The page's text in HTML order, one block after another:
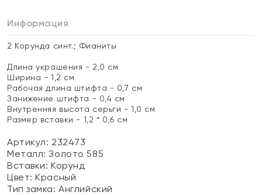
Информация
2 Корунда синт.; Фианиты
Длина украшения - 2,0 см
Ширина - 1,2 см
Рабочая длина штифта - 0,7 см
Занижение штифта - 0,4 см
Внутренняя высота серьги - 1,0 см
Размер вставки - 1,2 * 0,6 см
Артикул: 232473
Металл:Золото 585
Вставки:Корунд
Цвет:Красный
Тип замка:Английский